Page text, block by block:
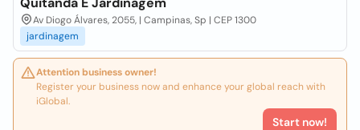
Av Diogo Álvares, 2055, | Campinas, Sp | CEP 1300
jardinagem
Attention business owner!
Register your business now and enhance your global reach with
iGlobal.
Start now!